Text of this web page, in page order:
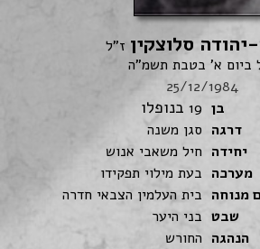
יהודה סלוצקין ז"ל
ביום א' בטבת תשמ"ה
25/12/1984
בן 19 בנופלו
דרגה סגן משנה
יחידה חיל משאבי אנוש
מערכה בעת מילוי תפקידו
מנוחה בית העלמין הצבאי חדרה
שבט בני היער
הנהגה החורש